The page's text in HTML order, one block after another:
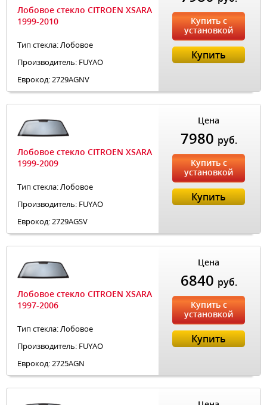
Лобовое стекло CITROEN XSARA
1999-2010
Тип стекла: Лобовое
Производитель: FUYAO
Еврокод: 2729AGNV
Купить с
установкой
Купить
Лобовое стекло CITROEN XSARA
1999-2009
Тип стекла: Лобовое
Производитель: FUYAO
Еврокод: 2729AGSV
Цена
7980 руб.
Купить с
установкой
Купить
Лобовое стекло CITROEN XSARA
1997-2006
Тип стекла: Лобовое
Производитель: FUYAO
Еврокод: 2725AGN
Цена
6840 руб.
Купить с
установкой
Купить